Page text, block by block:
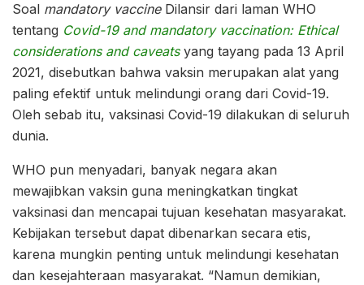
Soal mandatory vaccineDilansir dari laman WHO
tentang Covid-19 and mandatory vaccination: Ethical
considerations and caveatsyang tayang pada 13 April
2021, disebutkan bahwa vaksin merupakan alat yang
paling efektif untuk melindungi orang dari Covid-19.
Oleh sebab itu, vaksinasi Covid-19 dilakukan di seluruh
dunia.
WHO pun menyadari, banyak negara akan
mewajibkan vaksin guna meningkatkan tingkat
vaksinasi dan mencapai tujuan kesehatan masyarakat.
Kebijakan tersebut dapat dibenarkan secara etis,
karena mungkin penting untuk melindungi kesehatan
dan kesejahteraan masyarakat. “Namun demikian,